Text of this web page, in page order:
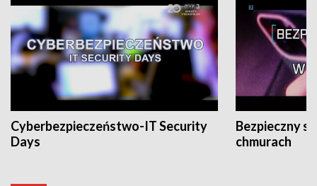
Cyberbezpieczeństwo-IT Security
Days
Bezpieczny
chmurach